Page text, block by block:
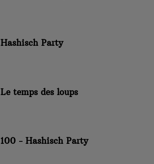
Hashisch Party
Le temps des loups
100 - Hashisch Party